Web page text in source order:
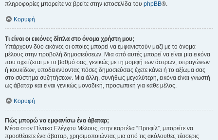
πληροφορίες μπορείτε να βρείτε στην ιστοσελίδα του phpBB®.
Κορυφή
Τι είναι οι εικόνες δίπλα στο όνομα χρήστη μου;
Υπάρχουν δύο εικόνες οι οποίες μπορεί να εμφανιστούν μαζί με το όνομα
μέλους στην προβολή δημοσιεύσεων. Μια από αυτές μπορεί να είναι μια εικόνα
που σχετίζεται με το βαθμό σας, γενικώς με τη μορφή των άστρων, τετραγώνων
ή κουκίδων, υποδεικνύοντας πόσες δημοσιεύσεις έχετε κάνει ή το αξίωμα σας
στο σύστημα συζητήσεων. Μια άλλη, συνήθως μεγαλύτερη, εικόνα είναι γνωστή
ως άβαταρ και είναι γενικώς μοναδική, προσωπική για κάθε μέλος.
Κορυφή
Πώς μπορώ να εμφανίσω ένα άβαταρ;
Μέσα στον Πίνακα Ελέγχου Μέλους, στην καρτέλα “Προφίλ”, μπορείτε να
προσθέσετε ένα άβαταρ, χρησιμοποιώντας μια από τις ακόλουθες τέσσερις